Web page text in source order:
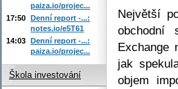
Největší
obchodní
Exchange
jak
objem
paiza.io/projec...
17:50 Denní report -...:
notes.io/e5T61
14:03 Denní report -...:
paiza.io/projec...
Škola investování